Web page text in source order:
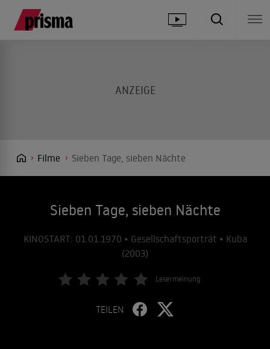
Filme Sieben Tage, sieben Nächte
Sieben Tage, sieben Nächte
KINOSTART: 01.01.1970 • Gesellschaftsporträt • Kuba
(2003)
Lesermeinung
TEILEN